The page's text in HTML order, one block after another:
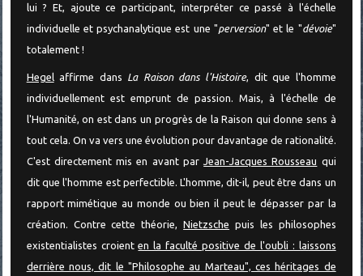
lui ? Et, ajoute ce participant, interpréter ce passé à l'échelle
individuelle et psychanalytique est une "perversion" et le "dévoie"
totalement !
Hegelaffirme dans La Raison dans l'Histoire, dit que l'homme
individuellement est emprunt de passion. Mais, à l'échelle de
l'Humanité, on est dans un progrès de la Raison qui donne sens à
tout cela. On va vers une évolution pour davantage de rationalité.
C'est directement mis en avant parJean-Jacques Rousseau qui
dit que l'homme est perfectible. L'homme, dit-il, peut être dans un
rapport mimétique au monde ou bien il peut le dépasser par la
création. Contre cette théorie,Nietzsche puis les philosophes
existentialistes croienten la faculté positive de l'oubli : laissons
derrière nous, dit le "Philosophe au Marteau", ces héritages de